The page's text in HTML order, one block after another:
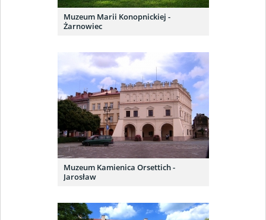
Muzeum Marii Konopnickiej -
Żarnowiec
Muzeum Kamienica Orsettich -
Jarosław